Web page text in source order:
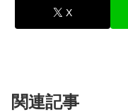
X
関連記事